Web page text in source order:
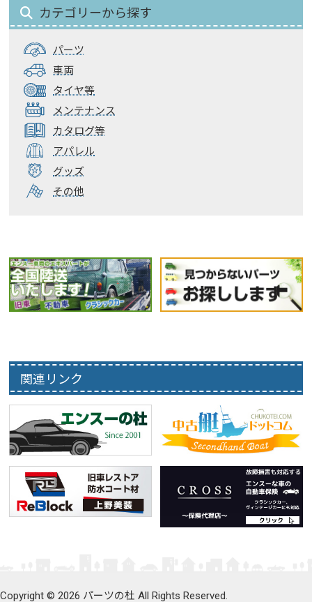
カテゴリーから探す
パーツ
車両
タイヤ等
メンテナンス
カタログ等
アパレル
グッズ
その他
関連リンク
Copyright © 2026 パーツの杜 All Rights Reserved.